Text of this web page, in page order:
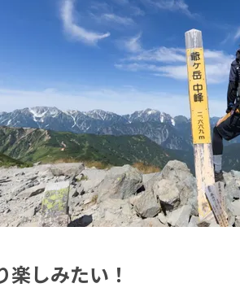
しみたい！